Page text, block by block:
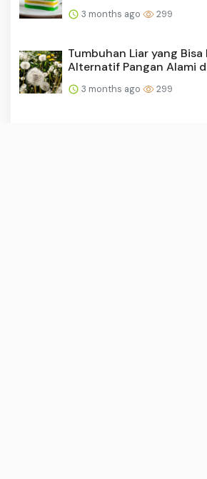
3 months ago 299
Tumbuhan Liar yang Bisa
Alternatif Pangan Alami
3 months ago 299